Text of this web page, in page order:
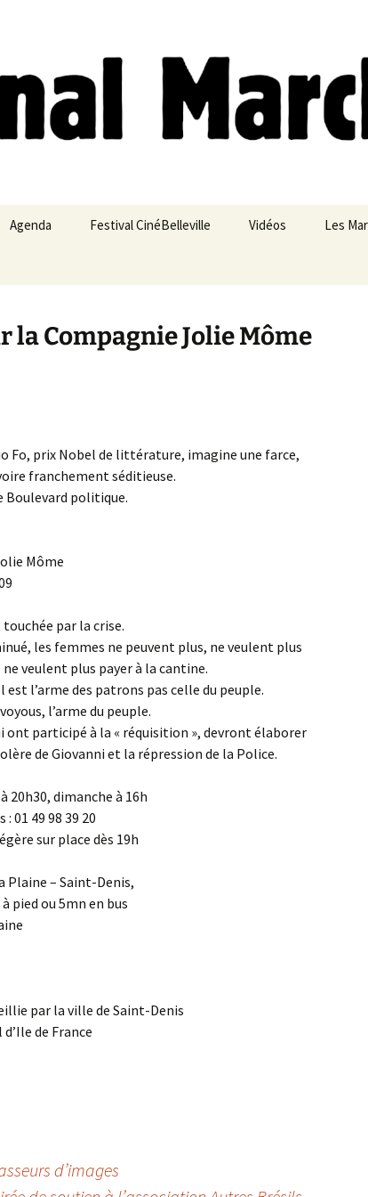
Agenda Festival CinéBelleville Vidéos Les
la Compagnie Jolie Môme
Fo, prix Nobel de littérature, imagine une farce,
franchement séditieuse.
Boulevard politique.
Môme
par la crise.
les femmes ne peuvent plus, ne veulent plus
veulent plus payer à la cantine.
l’arme des patrons pas celle du peuple.
l’arme du peuple.
participé à la « réquisition », devront élaborer
de Giovanni et la répression de la Police.
20h30, dimanche à 16h
01 49 98 39 20
sur place dès 19h
Plaine – Saint-Denis,
pied ou 5mn en bus
par la ville de Saint-Denis
de France
d’images